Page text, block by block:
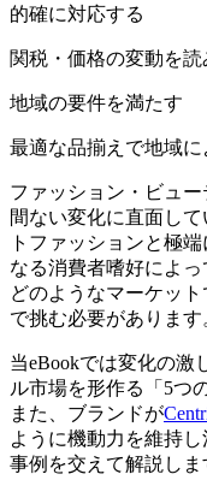
的確に対応する
関税・価格の変動を
地域の要件を満たす
最適な品揃えで地域
ファッション・ビュ
間ない変化に直面し
トファッションと極
なる消費者嗜好によっ
どのようなマーケッ
で挑む必要があります
当eBookでは変化の激
ル市場を形作る「5つ
また、ブランドが
ように機動力を維持
事例を交えて解説しま